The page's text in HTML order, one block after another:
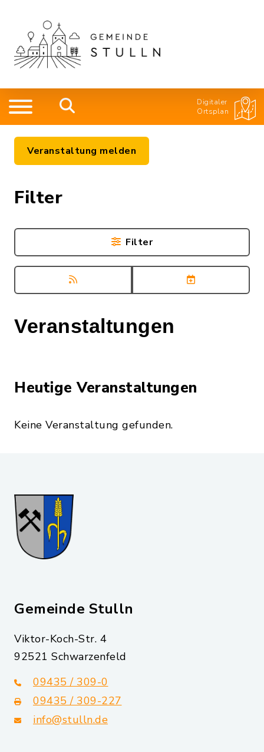
Digitaler
Ortsplan
Veranstaltungen
Heutige Veranstaltungen
Keine Veranstaltung gefunden.
Veranstaltung melden
Filter
Filter
Gemeinde Stulln
Viktor-Koch-Str. 4
92521 Schwarzenfeld
09435 / 309-0
09435 / 309-227
info@stulln.de